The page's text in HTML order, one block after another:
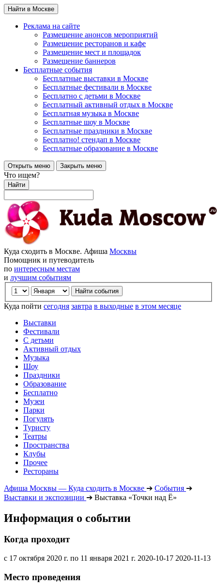
Найти в Москве
Реклама на сайте
Размещение анонсов мероприятий
Размещение ресторанов и кафе
Размещение мест и площадок
Размещение баннеров
Бесплатные события
Бесплатные выставки в Москве
Бесплатные фестивали в Москве
Бесплатно с детьми в Москве
Бесплатный активный отдых в Москве
Бесплатная музыка в Москве
Бесплатные шоу в Москве
Бесплатные праздники в Москве
Бесплатно! стендап в Москве
Бесплатные образование в Москве
Открыть меню Закрыть меню
Что ищем?
Найти
Куда сходить в Москве. Афиша Москвы
Помощник и путеводитель
по интересным местам
и лучшим событиям
Куда пойти сегодня завтра в выходные в этом месяце
Выставки
Фестивали
С детьми
Активный отдых
Музыка
Шоу
Праздники
Образование
Бесплатно
Музеи
Парки
Погулять
Туристу
Театры
Пространства
Клубы
Прочее
Рестораны
Афиша Москвы — Куда сходить в Москве ➔ События ➔
Выставки и экспозиции ➔ Выставка «Точки над Ё»
Информация о событии
Когда проходит
с 17 октября 2020 г. по 11 января 2021 г. 2020-10-17 2020-11-13
Место проведения